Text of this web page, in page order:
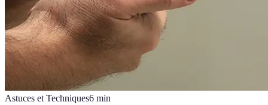
Astuces et Techniques6 min